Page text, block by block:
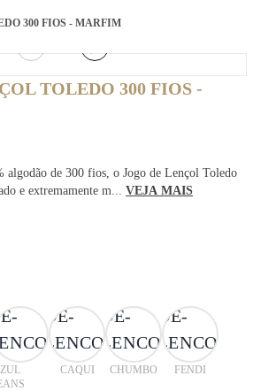
300 FIOS - MARFIM
TOLEDO 300 FIOS -
algodão de 300 fios, o Jogo de Lençol Toledo
e extremamente m... VEJA MAIS
CAQUI CHUMBO FENDI